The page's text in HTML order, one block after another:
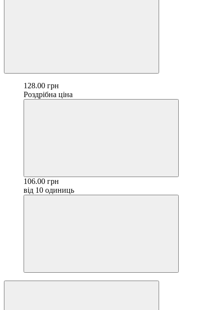
128.00 грн
Роздрібна ціна
106.00 грн
від 10 одиниць